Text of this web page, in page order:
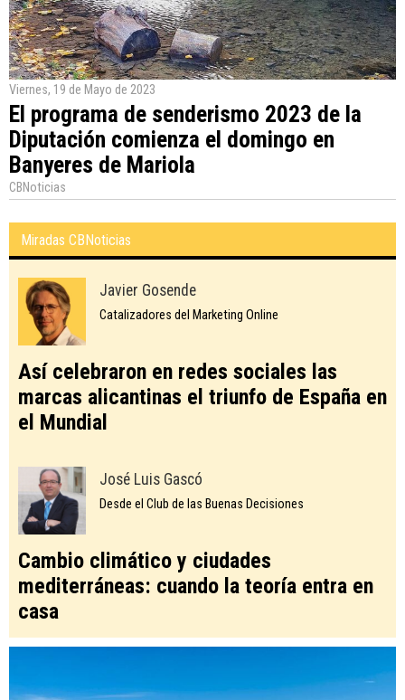
Viernes, 19 de Mayo de 2023
El programa de senderismo 2023 de la
Diputación comienza el domingo en
Banyeres de Mariola
CBNoticias
Miradas CBNoticias
Javier Gosende
Catalizadores del Marketing Online
Así celebraron en redes sociales las
marcas alicantinas el triunfo de España en
el Mundial
José Luis Gascó
Desde el Club de las Buenas Decisiones
Cambio climático y ciudades
mediterráneas: cuando la teoría entra en
casa